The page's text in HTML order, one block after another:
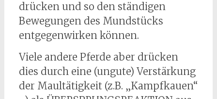
drücken und so den ständigen
Bewegungen des Mundstücks
entgegenwirken können.
Viele andere Pferde aber drücken
dies durch eine (ungute) Verstärkung
der Maultätigkeit (z.B. „Kampfkauen“